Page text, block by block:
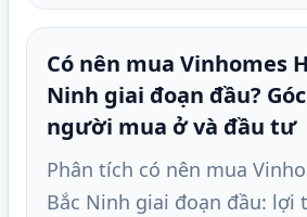
Có nên mua Vinhomes
Ninh giai đoạn đầu?
người mua ở và đầu tư
Phân tích có nên mua
Bắc Ninh giai đoạn đầu: lợi